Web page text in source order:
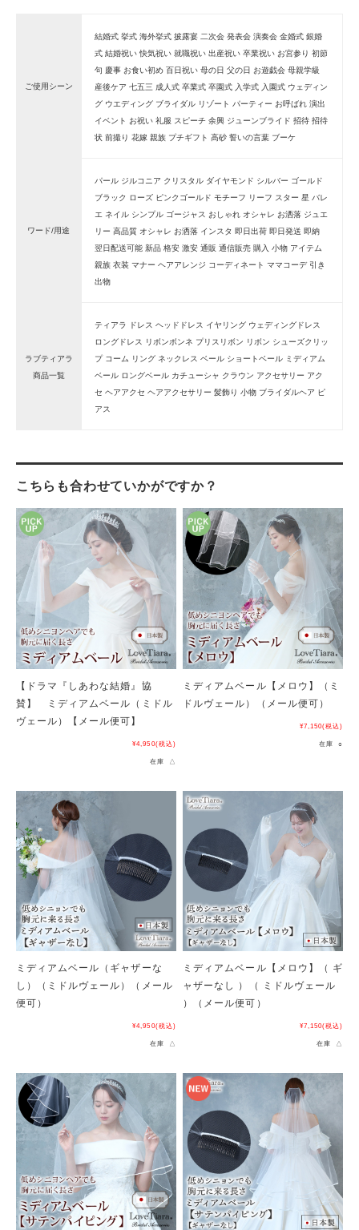
ご使用シーン
結婚式 挙式 海外挙式 披露宴 二次会 発表会 演奏会 金婚式 銀婚
式 結婚祝い 快気祝い 就職祝い 出産祝い 卒業祝い お宮参り 初節
句 慶事 お食い初め 百日祝い 母の日 父の日 お遊戯会 母親学級
産後ケア 七五三 成人式 卒業式 卒園式 入学式 入園式 ウェディン
グ ウエディング ブライダル リゾート パーティー お呼ばれ 演出
イベント お祝い 礼服 スピーチ 余興 ジューンブライド 招待 招待
状 前撮り 花嫁 親族 プチギフト 高砂 誓いの言葉 ブーケ
ワード/用途
パール ジルコニア クリスタル ダイヤモンド シルバー ゴールド
ブラック ローズ ピンクゴールド モチーフ リーフ スター 星 バレ
エ ネイル シンプル ゴージャス おしゃれ オシャレ お洒落 ジュエ
リー 高品質 オシャレ お洒落 インスタ 即日出荷 即日発送 即納
翌日配送可能 新品 格安 激安 通販 通信販売 購入 小物 アイテム
親族 衣装 マナー ヘアアレンジ コーディネート ママコーデ 引き
出物
ラブティアラ
商品一覧
ティアラ ドレス ヘッドドレス イヤリング ウェディングドレス
ロングドレス リボンボンネ プリスリボン リボン シューズクリッ
プ コーム リング ネックレス ベール ショートベール ミディアム
ベール ロングベール カチューシャ クラウン アクセサリー アク
セ ヘアアクセ ヘアアクセサリー 髪飾り 小物 ブライダルヘア ピ
アス
こちらも合わせていかがですか？
【ドラマ『しあわな結婚』協
賛】 ミディアムベール（ミドル
ヴェール）【メール便可】
¥4,950(税込)
在庫 △
ミディアムベール【メロウ】（ミ
ドルヴェール）（メール便可）
¥7,150(税込)
在庫 ○
ミディアムベール（ギャザーな
し）（ミドルヴェール）（メール
便可）
¥4,950(税込)
在庫 △
ミディアムベール【メロウ】（ ギ
ャザーなし ）（ ミドルヴェール
）（メール便可）
¥7,150(税込)
在庫 △